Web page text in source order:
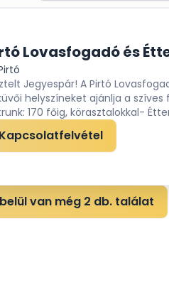
Lovasfogadó és
Jegyespár! A Pirtó
helyszíneket ajánlja a
170 főig, körasztalokkal-
Kapcsolatfelvétel
van még 2 db. találat